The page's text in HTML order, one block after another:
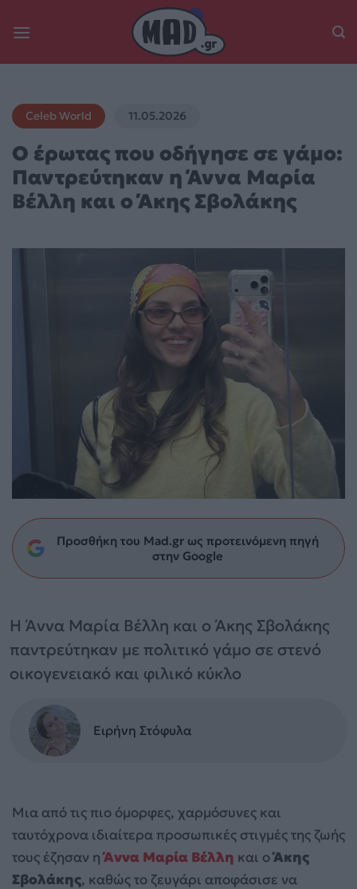
Celeb World 11.05.2026
Ο έρωτας που οδήγησε σε γάμο:
Παντρεύτηκαν η Άννα Μαρία
Βέλλη και ο Άκης Σβολάκης
Προσθήκη του Mad.gr ως προτεινόμενη πηγή
στην Google
Η Άννα Μαρία Βέλλη και ο Άκης Σβολάκης
παντρεύτηκαν με πολιτικό γάμο σε στενό
οικογενειακό και φιλικό κύκλο
Ειρήνη Στόφυλα
Μια από τις πιο όμορφες, χαρμόσυνες και
ταυτόχρονα ιδιαίτερα προσωπικές στιγμές της ζωής
τους έζησαν η Άννα Μαρία Βέλλη και οΆκης
Σβολάκης, καθώς το ζευγάρι αποφάσισε να